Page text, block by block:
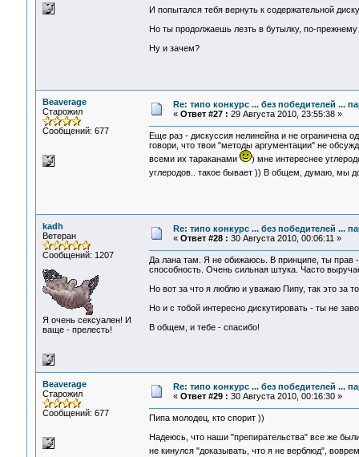
И попытался тебя вернуть к содержательной
Но ты продолжаешь лезть в бутылку, по-
Ну и зачем?
Beaverage
Старожил
Сообщений: 677
Re: типо конкурс ... без победителей ...
« Ответ #27 : 29 Августа 2010, 23:55:38 »
Еще раз - дискуссия нелинейна и не ограничена
говори, что твои "методы аргументации" не
всеми их тараканами
) мне интереснее
углеродов.. такое бывает )) В общем, думаю, мы
kadh
Ветеран
Сообщений: 1207
Я очень сексуален! И
ваще - прелесть!
Re: типо конкурс ... без победителей ...
« Ответ #28 : 30 Августа 2010, 00:06:11 »
Да лана там. Я не обижаюсь. В принципе, ты прав
способность. Очень сильная штука. Часто
Но вот за что я люблю и уважаю Пипу, так это за
Но и с тобой интересно дискутировать - ты не
В общем, и тебе - спасибо!
Beaverage
Старожил
Сообщений: 677
Re: типо конкурс ... без победителей ...
« Ответ #29 : 30 Августа 2010, 00:16:30 »
Пипа молодец, кто спорит ))
Надеюсь, что наши "препирательства" все же
не кинулся "доказывать, что я не верблюд",